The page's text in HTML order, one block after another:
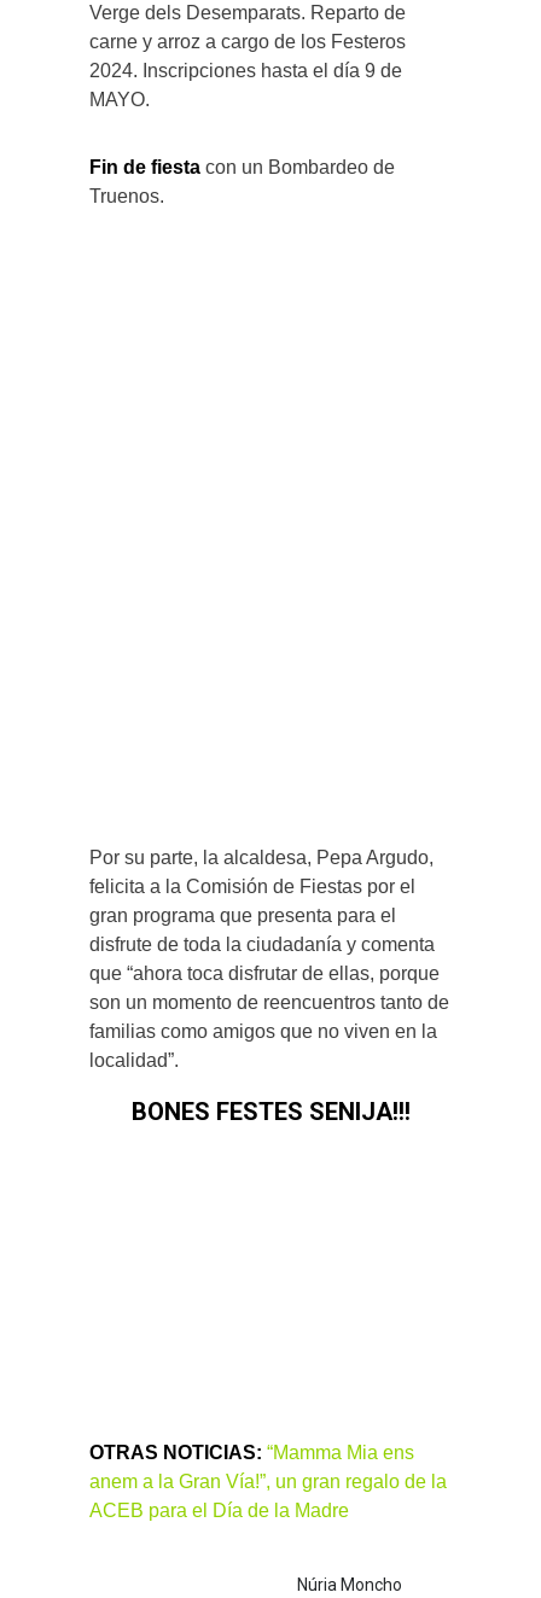
Verge dels Desemparats. Reparto de
carne y arroz a cargo de los Festeros
2024. Inscripciones hasta el día 9 de
MAYO.
Fin de fiesta con un Bombardeo de
Truenos.
Por su parte, la alcaldesa, Pepa Argudo,
felicita a la Comisión de Fiestas por el
gran programa que presenta para el
disfrute de toda la ciudadanía y comenta
que “ahora toca disfrutar de ellas, porque
son un momento de reencuentros tanto de
familias como amigos que no viven en la
localidad”.
BONES FESTES SENIJA!!!
OTRAS NOTICIAS: “Mamma Mia ens
anem a la Gran Vía!”, un gran regalo de la
ACEB para el Día de la Madre
Núria Moncho